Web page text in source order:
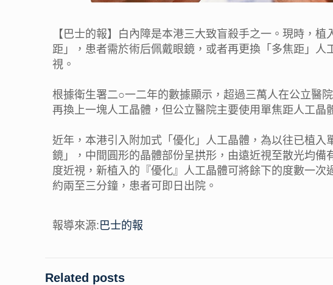
【巴士的報】白內障是本港三大致盲殺手之一。現時，
距」，患者需於術后佩戴眼鏡，或者再更換「多焦距」
視。
根據衛生署二○一二年的數據顯示，超過三萬人在公立醫
再換上一塊人工晶體，但公立醫院主要使用單焦距人工晶
近年，本港引入附加式「優化」人工晶體，為以往已植
鏡」，中間圓形的晶體部份呈拱形，由遠近視至散光均
度近視，新植入的『優化』人工晶體可將餘下的度數一
約兩至三分鐘，患者可即日出院。
報導來源: 巴士的報
Related posts